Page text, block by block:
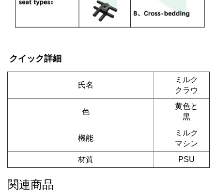
クイック詳細
氏名
ミルク
クラウ
色
黄色と
黒
機能
ミルク
マシン
材質
PSU
関連商品